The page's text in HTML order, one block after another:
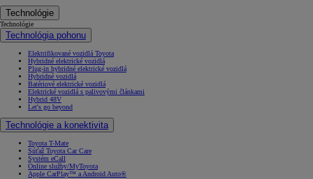
Technológie
Technológie
Technológia pohonu
Elektrifikované vozidlá Toyota
Hybridné elektrické vozidlá
Plug-in hybridné elektrické vozidlá
Hybridné vozidlá
Batériové elektrické vozidlá
Elektrické vozidlá s palivovými článkami
Hybrid 48V
Let's go beyond
Technológie a konektivita
Toyota T-Mate
Súťaž Toyota Car Care
Systém eCall
Online služby/MyToyota
Apple CarPlay™ a Android Auto®